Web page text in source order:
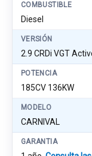
COMBUSTIBLE
Diesel
VERSIÓN
2.9 CRDi VGT
POTENCIA
185CV 136KW
MODELO
CARNIVAL
GARANTIA